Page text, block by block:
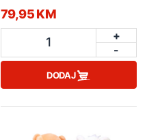
79,95 KM
1
+
-
DODAJ